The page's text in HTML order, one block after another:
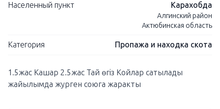
Населенный пункт Карахобда
Алгинский район
Актюбинская область
Категория Пропажа и находка скота
1.5жас Кашар 2.5жас Тай өгіз Койлар сатылады
жайылымда журген союга жаракты